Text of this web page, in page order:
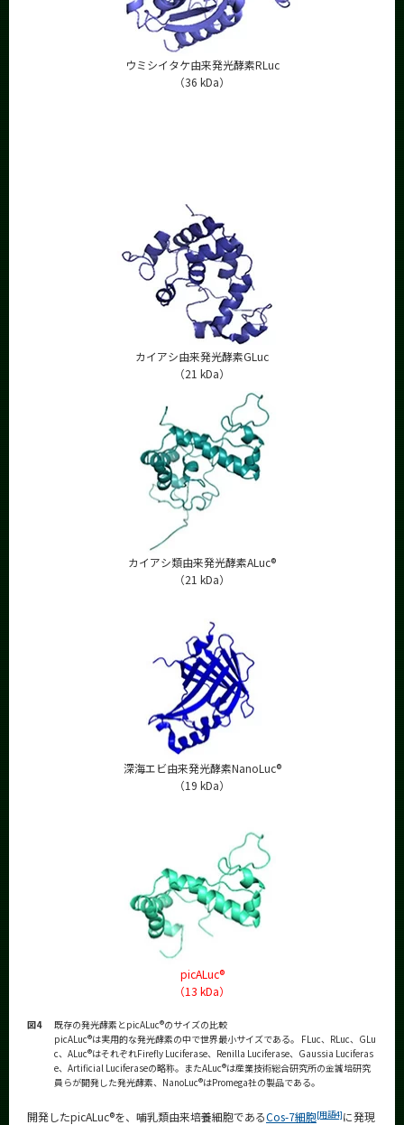
ウミシイタケ由来発光酵素RLuc
（36 kDa）
カイアシ由来発光酵素GLuc
（21 kDa）
カイアシ類由来発光酵素ALuc®
（21 kDa）
深海エビ由来発光酵素NanoLuc®
（19 kDa）
picALuc®
（13 kDa）
図4
既存の発光酵素とpicALuc®のサイズの比較
picALuc®は実用的な発光酵素の中で世界最小サイズである。 FLuc、RLuc、GLu
c、ALuc®はそれぞれFirefly Luciferase、Renilla Luciferase、Gaussia Luciferas
e、Artificial Luciferaseの略称。またALuc®は産業技術総合研究所の金誠培研究
員らが開発した発光酵素、NanoLuc®はPromega社の製品である。
開発したpicALuc®を、哺乳類由来培養細胞であるCos-7細胞[用語4]に発現